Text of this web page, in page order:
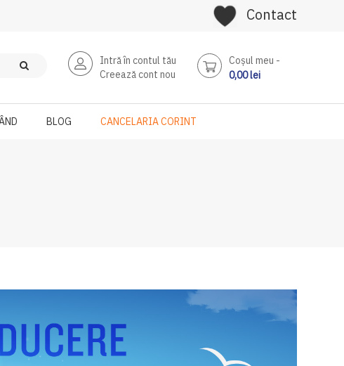
Contact
Intră în contul tău
Creează cont nou
Coşul meu
0,00 lei
BLOG CANCELARIA CORINT